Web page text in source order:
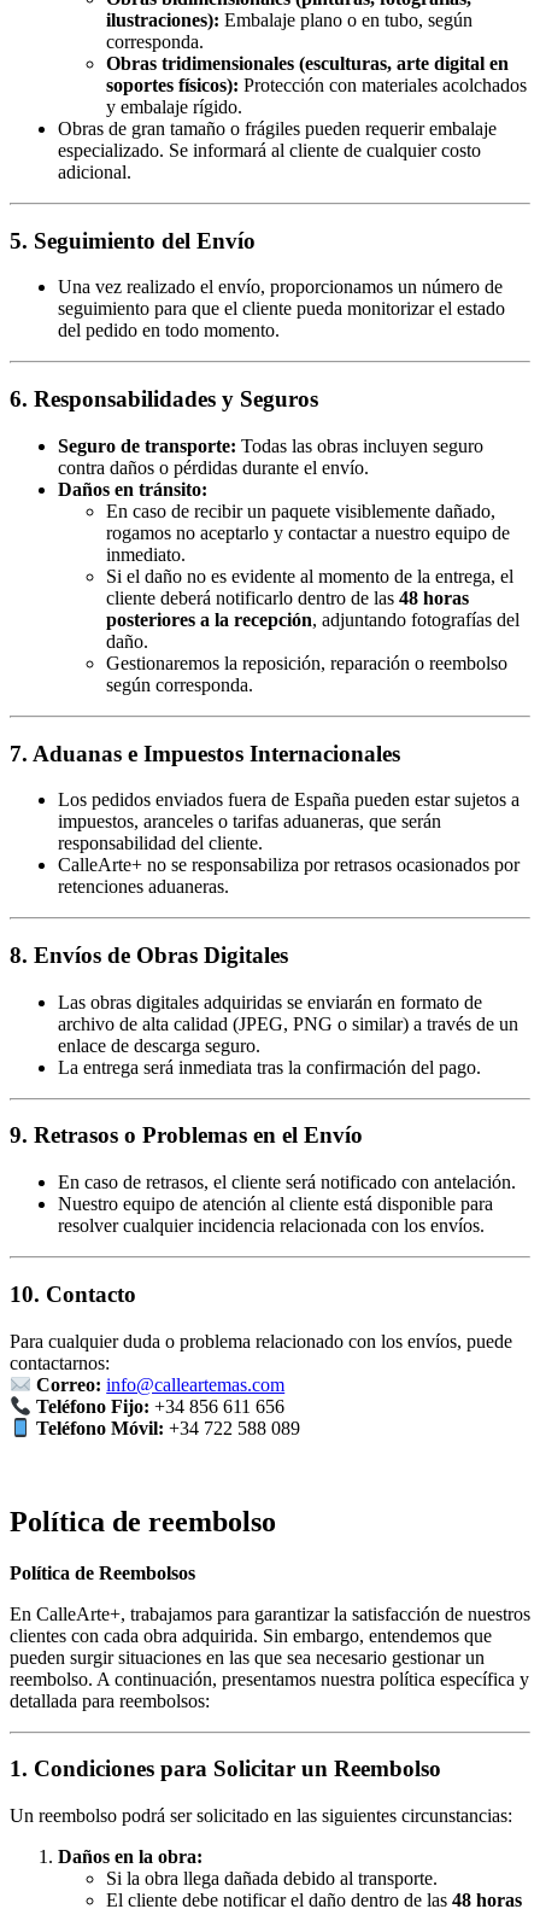
ilustraciones): Embalaje plano o en tubo, según
corresponda.
Obras tridimensionales (esculturas, arte digital en
soportes físicos): Protección con materiales acolchados
y embalaje rígido.
Obras de gran tamaño o frágiles pueden requerir embalaje
especializado. Se informará al cliente de cualquier costo
adicional.
5. Seguimiento del Envío
Una vez realizado el envío, proporcionamos un número de
seguimiento para que el cliente pueda monitorizar el estado
del pedido en todo momento.
6. Responsabilidades y Seguros
Seguro de transporte: Todas las obras incluyen seguro
contra daños o pérdidas durante el envío.
Daños en tránsito:
En caso de recibir un paquete visiblemente dañado,
rogamos no aceptarlo y contactar a nuestro equipo de
inmediato.
Si el daño no es evidente al momento de la entrega, el
cliente deberá notificarlo dentro de las 48 horas
posteriores a la recepción, adjuntando fotografías del
daño.
Gestionaremos la reposición, reparación o reembolso
según corresponda.
7. Aduanas e Impuestos Internacionales
Los pedidos enviados fuera de España pueden estar sujetos a
impuestos, aranceles o tarifas aduaneras, que serán
responsabilidad del cliente.
CalleArte+ no se responsabiliza por retrasos ocasionados por
retenciones aduaneras.
8. Envíos de Obras Digitales
Las obras digitales adquiridas se enviarán en formato de
archivo de alta calidad (JPEG, PNG o similar) a través de un
enlace de descarga seguro.
La entrega será inmediata tras la confirmación del pago.
9. Retrasos o Problemas en el Envío
En caso de retrasos, el cliente será notificado con antelación.
Nuestro equipo de atención al cliente está disponible para
resolver cualquier incidencia relacionada con los envíos.
10. Contacto
Para cualquier duda o problema relacionado con los envíos, puede
contactarnos:
Correo: info@calleartemas.com
Teléfono Fijo: +34 856 611 656
Teléfono Móvil: +34 722 588 089
Política de reembolso
Política de Reembolsos
En CalleArte+, trabajamos para garantizar la satisfacción de nuestros
clientes con cada obra adquirida. Sin embargo, entendemos que
pueden surgir situaciones en las que sea necesario gestionar un
reembolso. A continuación, presentamos nuestra política específica y
detallada para reembolsos:
1. Condiciones para Solicitar un Reembolso
Un reembolso podrá ser solicitado en las siguientes circunstancias:
Daños en la obra:
Si la obra llega dañada debido al transporte.
El cliente debe notificar el daño dentro de las 48 horas